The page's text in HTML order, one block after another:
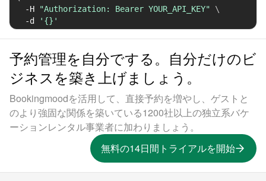
-H
"Authorization: Bearer YOUR_API_KEY"
\
-d
'{}'
予約管理を自分でする。自分だけのビ
ジネスを築き上げましょう。
Bookingmoodを活用して、直接予約を増やし、ゲストと
のより強固な関係を築いている1200社以上の独立系バケ
ーションレンタル事業者に加わりましょう。
無料の14日間トライアルを開始